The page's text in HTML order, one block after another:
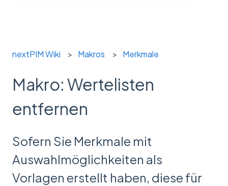
nextPIM Wiki Makros Merkmale
Makro: Wertelisten
entfernen
Sofern Sie Merkmale mit
Auswahlmöglichkeiten als
Vorlagen erstellt haben, diese für